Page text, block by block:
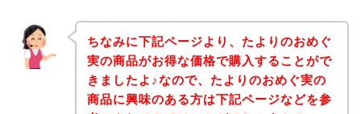
ちなみに下記ページより、たよりのおめぐ
実の商品がお得な価格で購入することがで
きましたよ♪なので、たよりのおめぐ実の
商品に興味のある方は下記ページなどを参